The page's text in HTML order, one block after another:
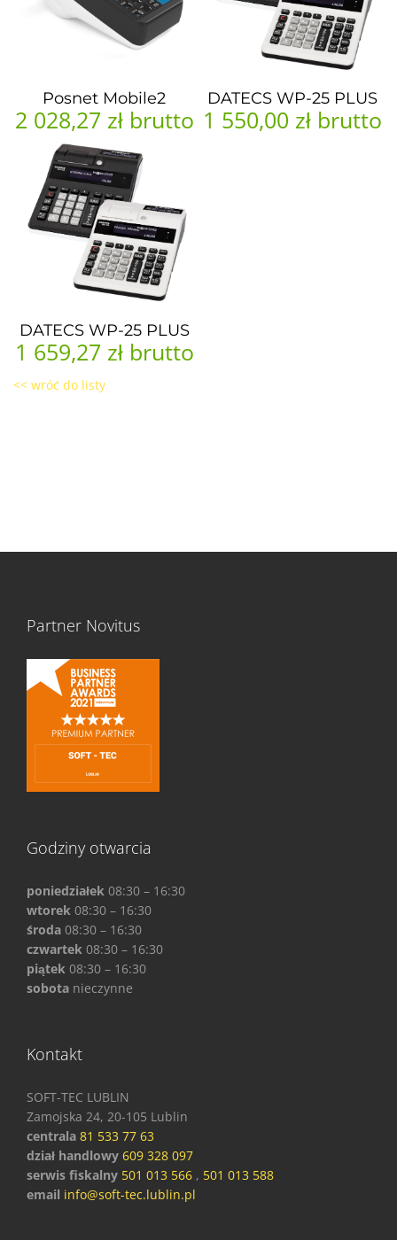
Posnet Mobile2
2 028,27 zł brutto
DATECS WP-25 PLUS
1 550,00 zł brutto
DATECS WP-25 PLUS
1 659,27 zł brutto
<< wróć do listy
Partner Novitus
Godziny otwarcia
poniedziałek 08:30 – 16:30
wtorek 08:30 – 16:30
środa 08:30 – 16:30
czwartek 08:30 – 16:30
piątek 08:30 – 16:30
sobota nieczynne
Kontakt
SOFT-TEC LUBLIN
Zamojska 24, 20-105 Lublin
centrala 81 533 77 63
dział handlowy 609 328 097
serwis fiskalny 501 013 566 , 501 013 588
email info@soft-tec.lublin.pl